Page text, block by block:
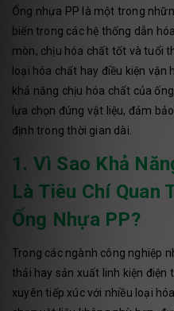
Ống nhựa PP là một trong
biến trong các hệ thống dẫn
mòn, chịu hóa chất tốt và tuổi
loại hóa chất hay điều kiện vận
khả năng chịu hóa chất của
lựa chọn đúng vật liệu, đảm
định trong thời gian dài.
1. Vì Sao Khả
Là Tiêu Chí Quan
Ống Nhựa PP?
Trong các ngành công nghiệp
thải hay sản xuất linh kiện
xuyên tiếp xúc với nhiều loại